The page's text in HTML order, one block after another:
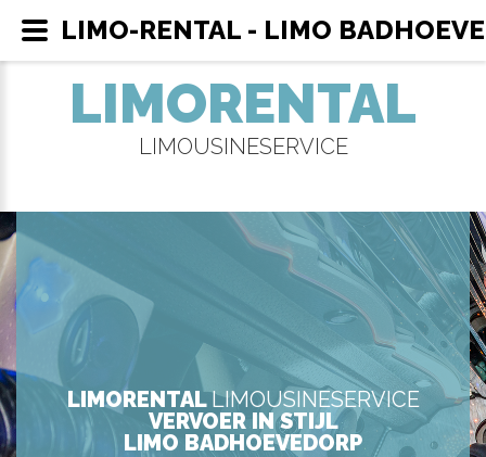
LIMORENTAL
LIMOUSINESERVICE
LIMORENTALLIMOUSINESERVICE
VERVOER IN STIJL
LIMO BADHOEVEDORP
LIMO-RENTAL - LIMO